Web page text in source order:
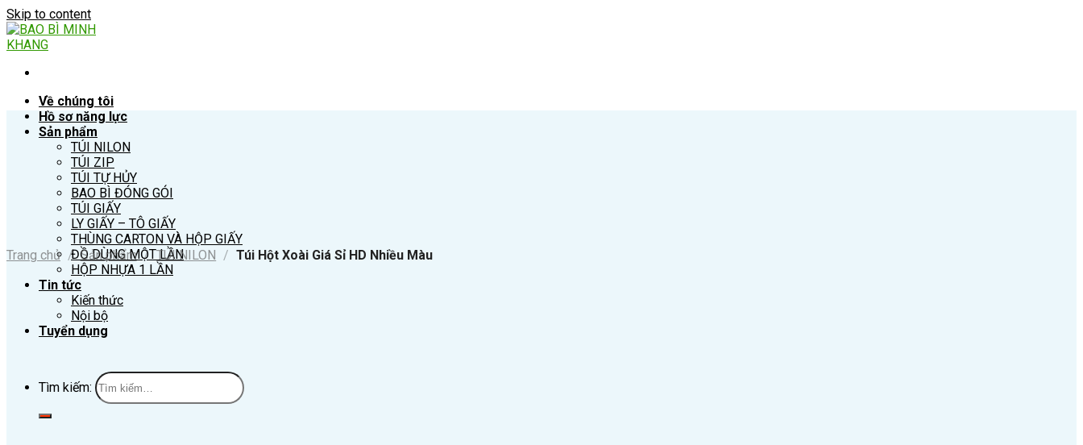
Skip to content
Về chúng tôi
Hồ sơ năng lực
Sản phẩm
TÚI NILON
TÚI ZIP
TÚI TỰ HỦY
BAO BÌ ĐÓNG GÓI
TÚI GIẤY
LY GIẤY – TÔ GIẤY
THÙNG CARTON VÀ HỘP GIẤY
ĐỒ DÙNG MỘT LẦN
HỘP NHỰA 1 LẦN
Tin tức
Kiến thức
Nội bộ
Tuyển dụng
Tìm kiếm:
Trang chủ / Sản phẩm / TÚI NILON / Túi Hột Xoài Giá Sỉ HD Nhiều Màu